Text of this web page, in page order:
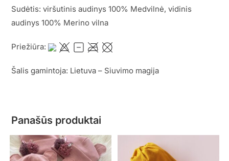
Sudėtis: viršutinis audinys 100% Medvilnė, vidinis
audinys 100% Merino vilna
Priežiūra:
Šalis gamintoja: Lietuva – Siuvimo magija
Panašūs produktai